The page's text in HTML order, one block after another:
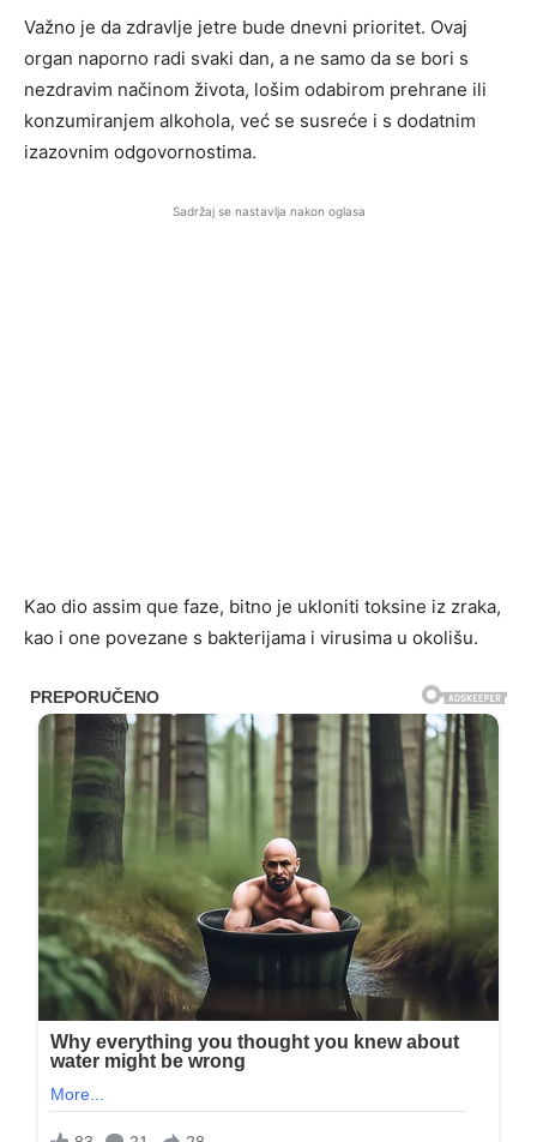
Važno je da zdravlje jetre bude dnevni prioritet. Ovaj
organ naporno radi svaki dan, a ne samo da se bori s
nezdravim načinom života, lošim odabirom prehrane ili
konzumiranjem alkohola, već se susreće i s dodatnim
izazovnim odgovornostima.
Sadržaj se nastavlja nakon oglasa
Kao dio assim que faze, bitno je ukloniti toksine iz zraka,
kao i one povezane s bakterijama i virusima u okolišu.